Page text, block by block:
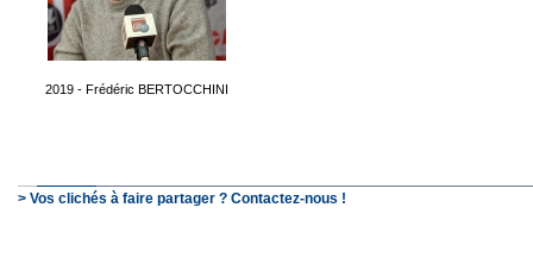
2019 - Frédéric BERTOCCHINI
> Vos clichés à faire partager ? Contactez-nous !